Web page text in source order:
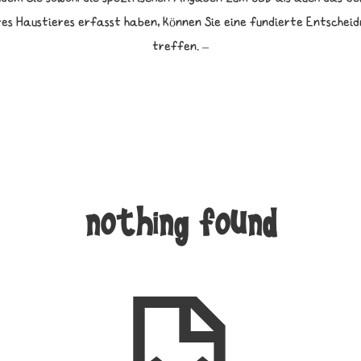
Haustieres erfasst haben, können Sie eine fundierte
treffen. –
nothing found